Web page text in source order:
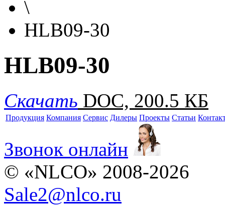
\
HLB09-30
HLB09-30
Скачать DOC, 200.5 КБ
Продукция Компания Сервис Дилеры Проекты Статьи
Звонок онлайн
© «NLCO» 2008-2026
Sale2@nlco.ru